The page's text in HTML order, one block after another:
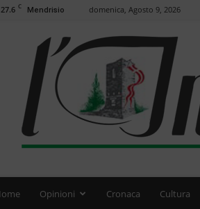
27.6 C Mendrisio domenica, Agosto 9, 2026
Opinioni Cronaca Cultura